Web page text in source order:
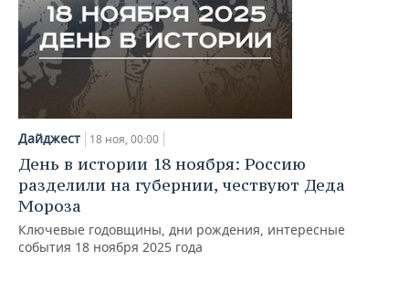
Дайджест 18 ноя, 00:00
День в истории 18 ноября: Россию
разделили на губернии, чествуют Деда
Мороза
Ключевые годовщины, дни рождения, интересные
события 18 ноября 2025 года